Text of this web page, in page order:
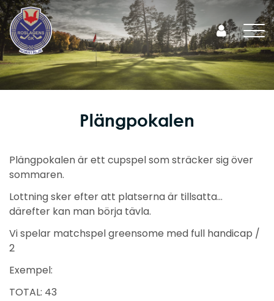
Plängpokalen
Plängpokalen är ett cupspel som sträcker sig över
sommaren.
Lottning sker efter att platserna är tillsatta…
därefter kan man börja tävla.
Vi spelar matchspel greensome med full handicap /
2
Exempel:
TOTAL: 43